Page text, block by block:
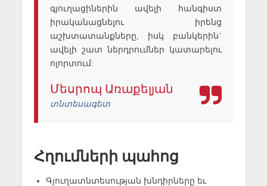
գյուղացիներին ավելի հանգիստ
իրականացնելու իրենց
աշխտատանքները, իսկ բանկերին`
ավելի շատ ներդրումներ կատարելու
ոլորտում:
Մեսրոպ Առաքելյան
տնտեսագետ
Հղումների պահոց
Գյուղատնտեսության խնդիրները եւ